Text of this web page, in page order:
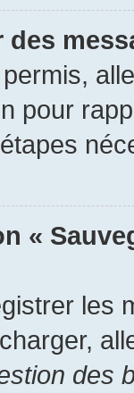
permis,
pour
«
des